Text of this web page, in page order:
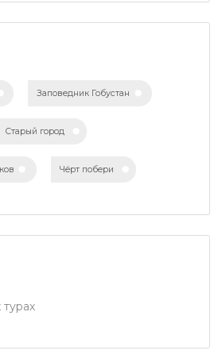
Заповедник Гобустан
Старый город
Чёрт побери